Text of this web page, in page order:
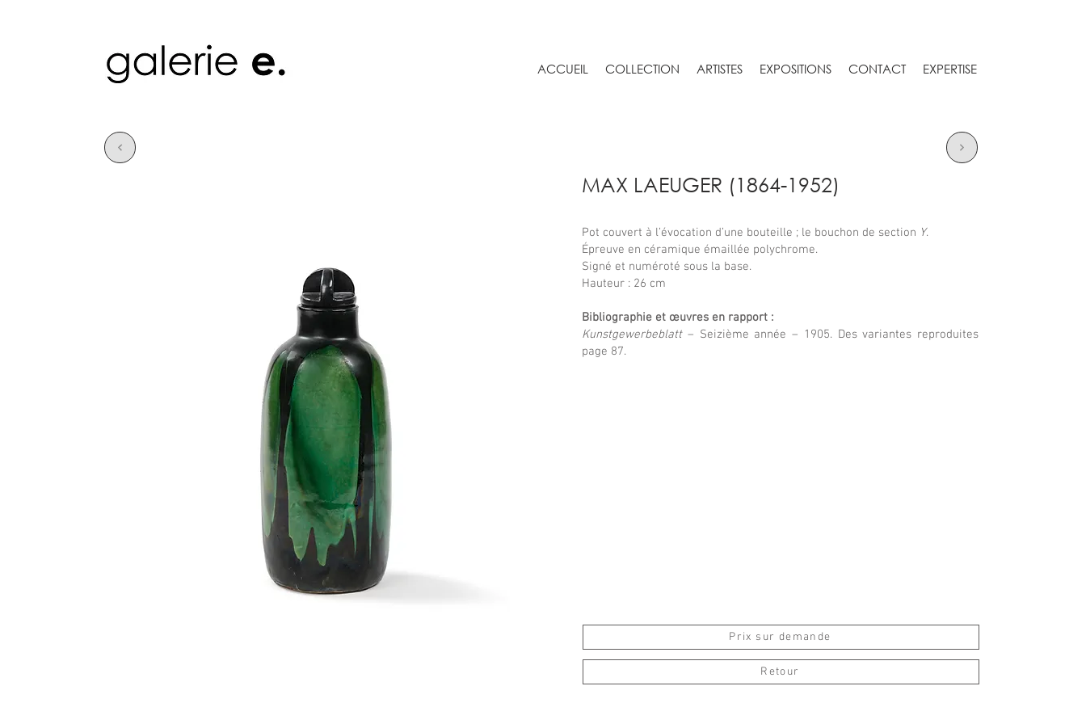
ACCUEIL COLLECTION ARTISTES EXPOSITIONS CONTACT EXPERTISE
MAX LAEUGER (1864-1952)
Pot couvert à l’évocation d’une bouteille ; le bouchon de section Y.
Épreuve en céramique émaillée polychrome.
Signé et numéroté sous la base.
Hauteur : 26 cm
Bibliographie et œuvres en rapport :
Kunstgewerbeblatt– Seizième année – 1905. Des variantes reproduites
page 87.
Prix sur demande
Retour